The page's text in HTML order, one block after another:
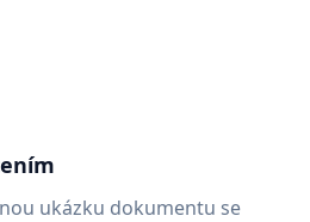
ukázku dokumentu se